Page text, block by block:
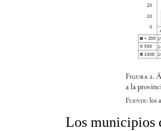
Los municipios